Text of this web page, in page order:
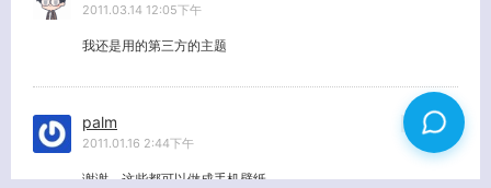
2011.03.14 12:05下午
我还是用的第三方的主题
palm
2011.01.16 2:44下午
谢谢。这些都可以做成手机壁纸。
回复